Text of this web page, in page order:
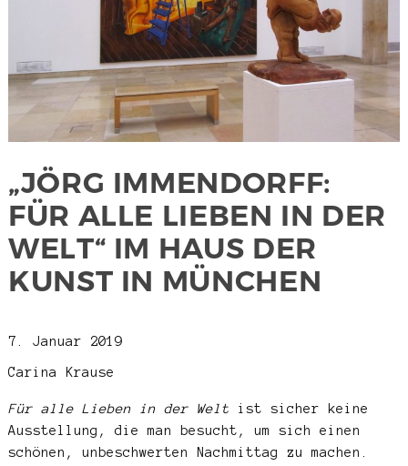
„JÖRG IMMENDORFF:
FÜR ALLE LIEBEN IN DER
WELT“ IM HAUS DER
KUNST IN MÜNCHEN
7. Januar 2019
Carina Krause
Für alle Lieben in der Welt ist sicher keine
Ausstellung, die man besucht, um sich einen
schönen, unbeschwerten Nachmittag zu machen.